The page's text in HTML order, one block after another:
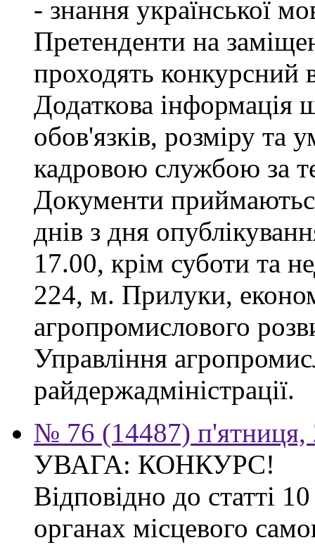
- знання української
Претенденти на
проходять конкурсний
Додаткова інформація
обов'язків, розміру та
кадровою службою за
Документи
днів з дня
17.00, крім суботи та
224, м. Прилуки,
агропромислового
Управління
райдержадміністрації.
№ 76 (14487) п'ятниця,
УВАГА: КОНКУРС!
Відповідно до статті
органах місцевого